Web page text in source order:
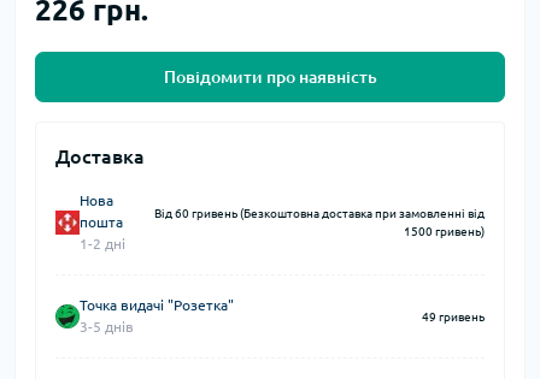
226 грн.
Повідомити про наявність
Доставка
Нова
пошта
1-2 дні
Від 60 гривень (Безкоштовна доставка при замовленні від
1500 гривень)
Точка видачі "Розетка"
3-5 днів
49 гривень